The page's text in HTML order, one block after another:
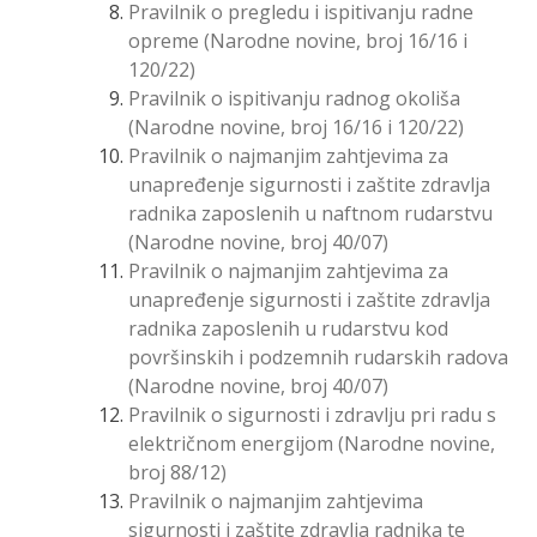
Pravilnik o pregledu i ispitivanju radne
opreme (Narodne novine, broj 16/16 i
120/22)
Pravilnik o ispitivanju radnog okoliša
(Narodne novine, broj 16/16 i 120/22)
Pravilnik o najmanjim zahtjevima za
unapređenje sigurnosti i zaštite zdravlja
radnika zaposlenih u naftnom rudarstvu
(Narodne novine, broj 40/07)
Pravilnik o najmanjim zahtjevima za
unapređenje sigurnosti i zaštite zdravlja
radnika zaposlenih u rudarstvu kod
površinskih i podzemnih rudarskih radova
(Narodne novine, broj 40/07)
Pravilnik o sigurnosti i zdravlju pri radu s
električnom energijom (Narodne novine,
broj 88/12)
Pravilnik o najmanjim zahtjevima
sigurnosti i zaštite zdravlja radnika te